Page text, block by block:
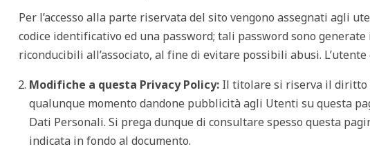
Per l’accesso alla parte riservata del sito vengono assegnati agli
codice identificativo ed una password; tali password sono
riconducibili all’associato, al fine di evitare possibili abusi.
Modifiche a questa Privacy Policy: Il titolare si riserva il diritto
qualunque momento dandone pubblicità agli Utenti su questa
Dati Personali. Si prega dunque di consultare spesso questa
indicata in fondo al documento.